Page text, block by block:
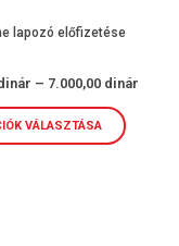
lapozó előfizetése
– 7.000,00 dinár
VÁLASZTÁSA